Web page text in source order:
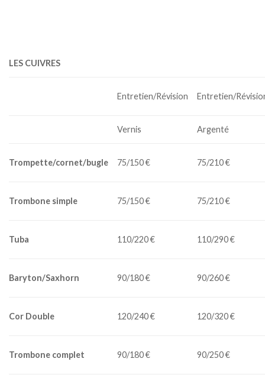
LES CUIVRES
Entretien/Révision Entretien/
Vernis Argenté
Trompette/cornet/bugle 75/150 € 75/210 €
Trombone simple 75/150 € 75/210 €
Tuba 110/220 € 110/290 €
Baryton/Saxhorn 90/180 € 90/260 €
Cor Double 120/240 € 120/320 €
Trombone complet 90/180 € 90/250 €